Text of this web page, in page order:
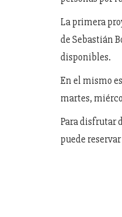
La primera
de Sebastián
disponibles.
En el mismo
martes,
Para disfrutar
puede